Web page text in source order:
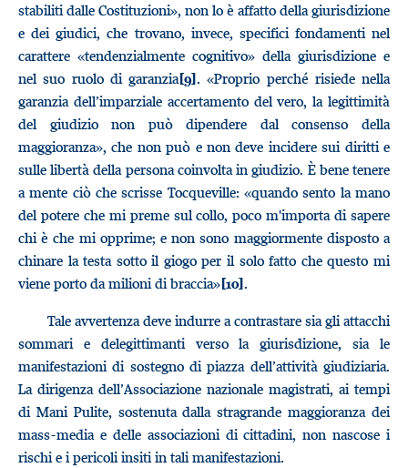
stabiliti dalle Costituzioni», non lo è affatto della giurisdizione
e dei giudici, che trovano, invece, specifici fondamenti nel
carattere «tendenzialmente cognitivo» della giurisdizione e
nel suo ruolo di garanzia[9]. «Proprio perché risiede nella
garanzia dell’imparziale accertamento del vero, la legittimità
del giudizio non può dipendere dal consenso della
maggioranza», che non può e non deve incidere sui diritti e
sulle libertà della persona coinvolta in giudizio. È bene tenere
a mente ciò che scrisse Tocqueville: «quando sento la mano
del potere che mi preme sul collo, poco m'importa di sapere
chi è che mi opprime; e non sono maggiormente disposto a
chinare la testa sotto il giogo per il solo fatto che questo mi
viene porto da milioni di braccia»[10].
Tale avvertenza deve indurre a contrastare sia gli attacchi
sommari e delegittimanti verso la giurisdizione, sia le
manifestazioni di sostegno di piazza dell’attività giudiziaria.
La dirigenza dell’Associazione nazionale magistrati, ai tempi
di Mani Pulite, sostenuta dalla stragrande maggioranza dei
mass-media e delle associazioni di cittadini, non nascose i
rischi e i pericoli insiti in tali manifestazioni.